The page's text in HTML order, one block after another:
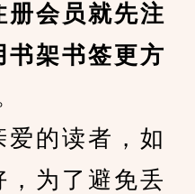
会员就先注
书架书签更方
的读者，如
为了避免丢